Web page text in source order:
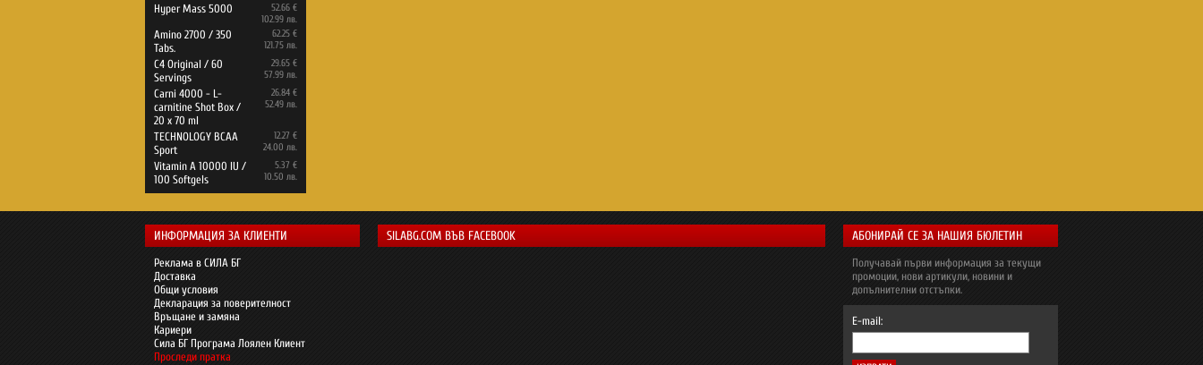
Hyper Mass 5000
52.66 €
102.99 лв.
Amino 2700 / 350
Tabs.
62.25 €
121.75 лв.
C4 Original / 60
Servings
29.65 €
57.99 лв.
Carni 4000 - L-
carnitine Shot Box /
20 x 70 ml
26.84 €
52.49 лв.
TECHNOLOGY BCAA
Sport
12.27 €
24.00 лв.
Vitamin A 10000 IU /
100 Softgels
5.37 €
10.50 лв.
ИНФОРМАЦИЯ ЗА КЛИЕНТИ
Реклама в СИЛА БГ
Доставка
Общи условия
Декларация за поверителност
Връщане и замяна
Кариери
Сила БГ Програма Лоялен Клиент
Проследи пратка
SILABG.COM ВЪВ FACEBOOK АБОНИРАЙ СЕ ЗА НАШИЯ БЮЛЕТИН
Получавай първи информация за текущи
промоции, нови артикули, новини и
допълнителни отстъпки.
E-mail: